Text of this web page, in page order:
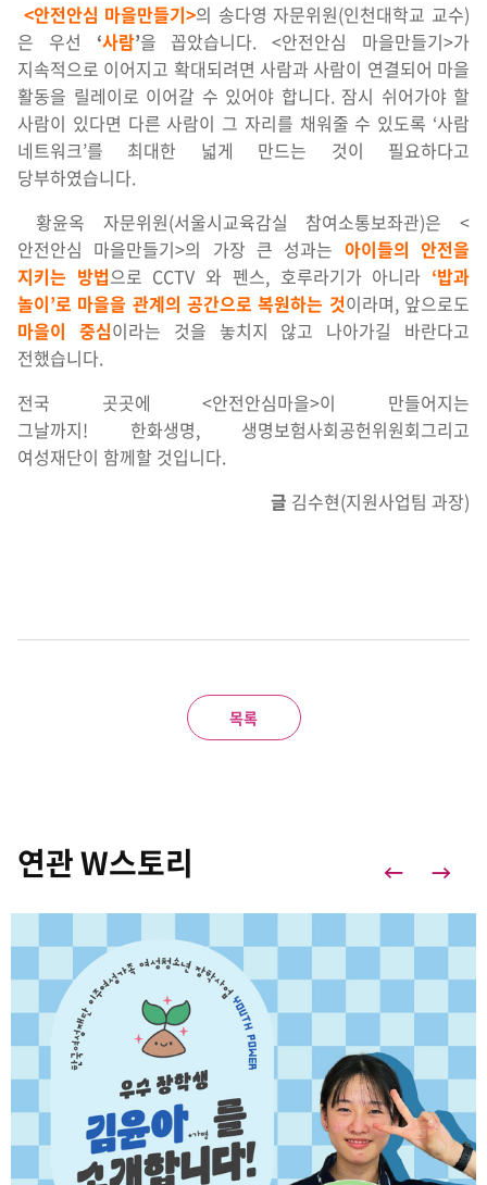
<안전안심 마을만들기>의 송다영 자문위원(인천대학교 교수)
은 우선 ‘사람’을 꼽았습니다. <안전안심 마을만들기>가
지속적으로 이어지고 확대되려면 사람과 사람이 연결되어 마을
활동을 릴레이로 이어갈 수 있어야 합니다. 잠시 쉬어가야 할
사람이 있다면 다른 사람이 그 자리를 채워줄 수 있도록 ‘사람
네트워크’를 최대한 넓게 만드는 것이 필요하다고
당부하였습니다.
황윤옥 자문위원(서울시교육감실 참여소통보좌관)은 <
안전안심 마을만들기>의 가장 큰 성과는 아이들의 안전을
지키는 방법으로 CCTV 와 펜스, 호루라기가 아니라 ‘밥과
놀이’로 마을을 관계의 공간으로 복원하는 것이라며, 앞으로도
마을이 중심이라는 것을 놓치지 않고 나아가길 바란다고
전했습니다.
전국 곳곳에 <안전안심마을>이 만들어지는
그날까지! 한화생명, 생명보험사회공헌위원회그리고
여성재단이 함께할 것입니다.
글 김수현(지원사업팀 과장)
목록
연관 W스토리